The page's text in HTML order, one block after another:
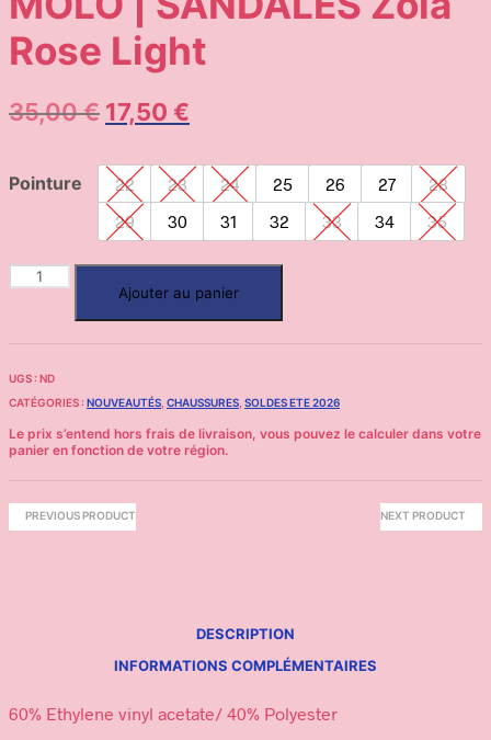
Rose Light
35,00€ 17,50 €
Pointure 22 23 24 25 26 27
28
29
30 31 32 33 34 35
Ajouter au panier
UGS : ND
CATÉGORIES : NOUVEAUTÉS CHAUSSURES SOLDES ETE 2026
PREVIOUS PRODUCT NEXT PRODUCT
DESCRIPTION
INFORMATIONS COMPLÉMENTAIRES
60% Ethylene vinyl acetate/ 40% Polyester